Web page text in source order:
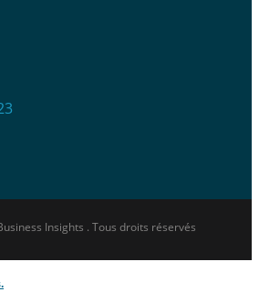
Insights . Tous droits réservés